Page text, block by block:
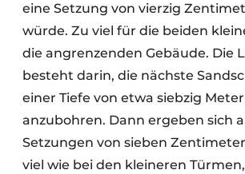
eine Setzung von vierzig
würde. Zu viel für die beiden
die angrenzenden Gebäude. Die
besteht darin, die nächste
einer Tiefe von etwa siebzig
anzubohren. Dann ergeben sich
Setzungen von sieben
viel wie bei den kleineren